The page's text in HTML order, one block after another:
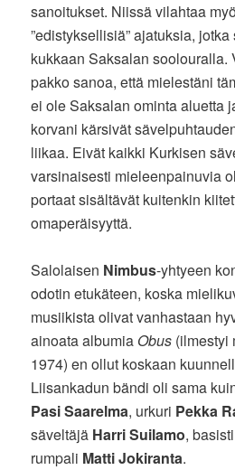
sanoitukset. Niissä vilahtaa
”edistyksellisiä” ajatuksia,
kukkaan Saksalan soolouralla.
pakko sanoa, että mielestäni
ei ole Saksalan ominta aluetta
korvani kärsivät
liikaa. Eivät kaikki Kurkisen
varsinaisesti mieleenpainuvia
portaat sisältävät kuitenkin
omaperäisyyttä.
Salolaisen Nimbus-yhtyeen
odotin etukäteen, koska
musiikista olivat vanhastaan
ainoata albumia Obus (ilmestyi
1974) en ollut koskaan
Liisankadun bändi oli sama
Pasi Saarelma, urkuri Pekka
säveltäjä Harri Suilamo,
rumpali Matti Jokiranta.